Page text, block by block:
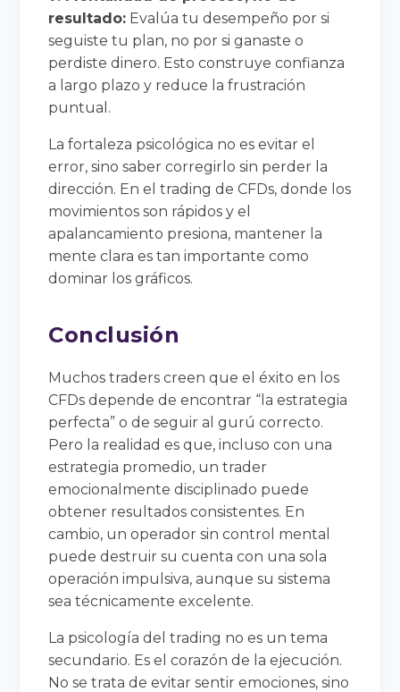
resultado: Evalúa tu desempeño por si
seguiste tu plan, no por si ganaste o
perdiste dinero. Esto construye confianza
a largo plazo y reduce la frustración
puntual.
La fortaleza psicológica no es evitar el
error, sino saber corregirlo sin perder la
dirección. En el trading de CFDs, donde los
movimientos son rápidos y el
apalancamiento presiona, mantener la
mente clara es tan importante como
dominar los gráficos.
Conclusión
Muchos traders creen que el éxito en los
CFDs depende de encontrar “la estrategia
perfecta” o de seguir al gurú correcto.
Pero la realidad es que, incluso con una
estrategia promedio, un trader
emocionalmente disciplinado puede
obtener resultados consistentes. En
cambio, un operador sin control mental
puede destruir su cuenta con una sola
operación impulsiva, aunque su sistema
sea técnicamente excelente.
La psicología del trading no es un tema
secundario. Es el corazón de la ejecución.
No se trata de evitar sentir emociones, sino